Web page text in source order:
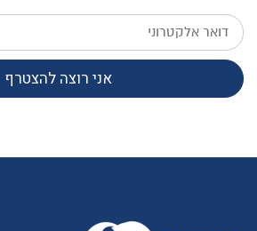
דואר
אלקטרוני
אני רוצה להצטרף